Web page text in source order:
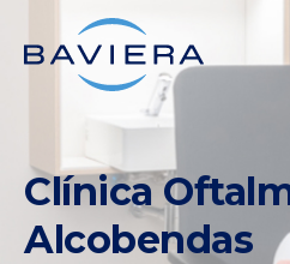
Clínica
Alcobendas